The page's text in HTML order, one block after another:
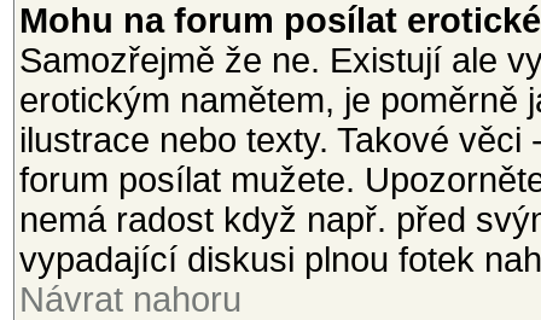
Mohu na forum posílat
Samozřejmě že ne. Existují ale
erotickým namětem, je poměrně
ilustrace nebo texty. Takové
forum posílat mužete.
nemá radost když např. před
vypadající diskusi plnou fotek
Návrat nahoru